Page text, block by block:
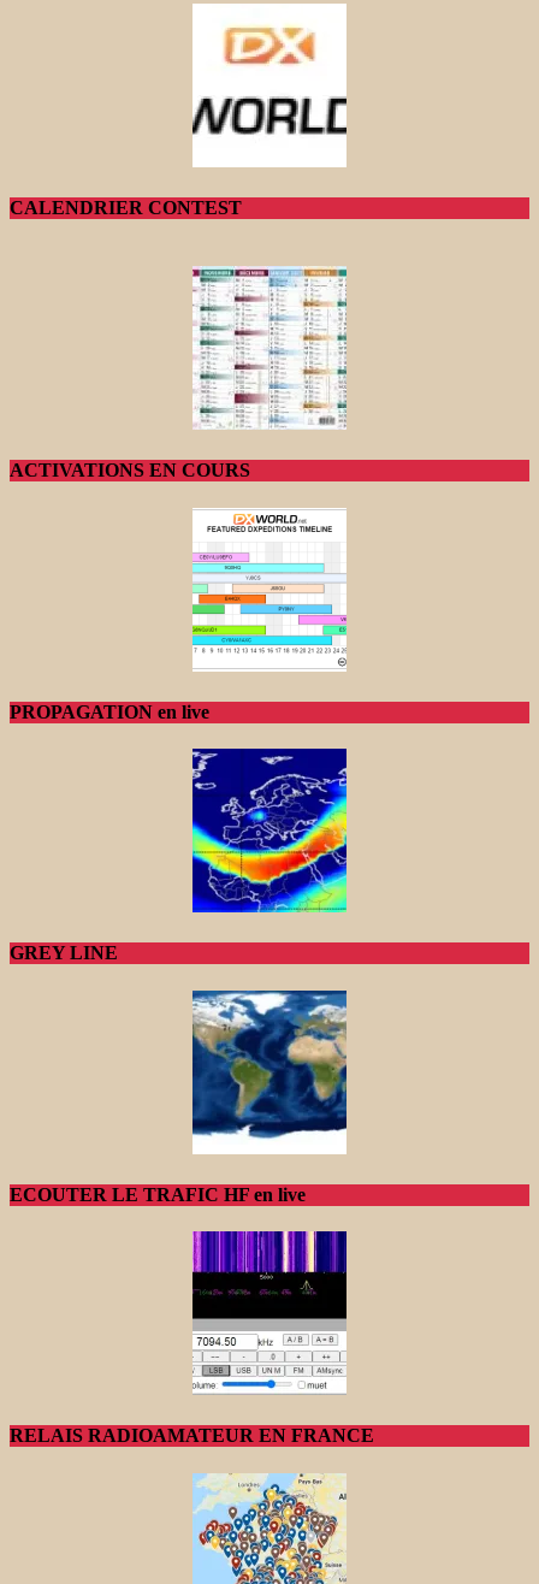
CALENDRIER CONTEST
ACTIVATIONS EN COURS
PROPAGATION en live
GREY LINE
ECOUTER LE TRAFIC HF en live
RELAIS RADIOAMATEUR EN FRANCE